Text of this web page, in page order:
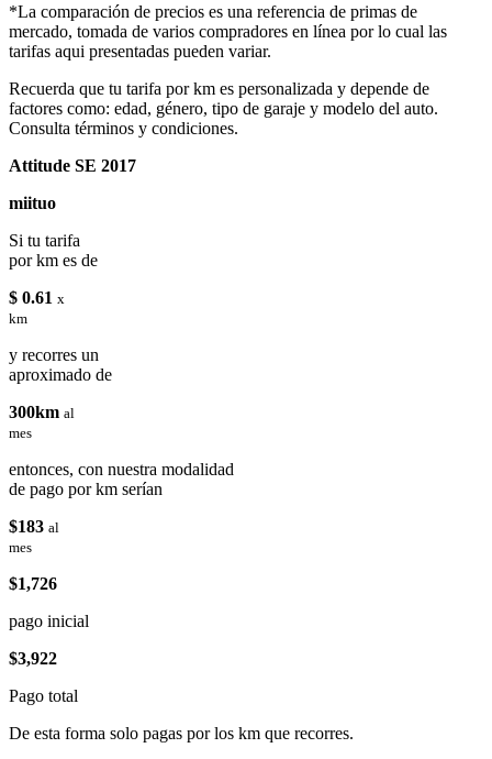
*La comparación de precios es una referencia de primas de
mercado, tomada de varios compradores en línea por lo cual las
tarifas aqui presentadas pueden variar.
Recuerda que tu tarifa por km es personalizada y depende de
factores como: edad, género, tipo de garaje y modelo del auto.
Consulta términos y condiciones.
Attitude SE 2017
miituo
Si tu tarifa
por km es de
$ 0.61 x
km
y recorres un
aproximado de
300km al
mes
entonces, con nuestra modalidad
de pago por km serían
$183 al
mes
$1,726
pago inicial
$3,922
Pago total
De esta forma solo pagas por los km que recorres.